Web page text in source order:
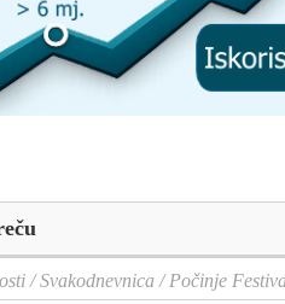
/Svakodnevnica /Počinje